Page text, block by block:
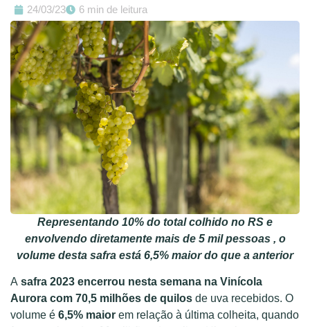
24/03/23 6 min de leitura
Representando 10% do total colhido no RS e
envolvendo diretamente mais de 5 mil pessoas , o
volume desta safra está 6,5% maior do que a anterior
A safra 2023 encerrou nesta semana na Vinícola
Aurora com 70,5 milhões de quilos de uva recebidos. O
volume é 6,5% maior em relação à última colheita, quando